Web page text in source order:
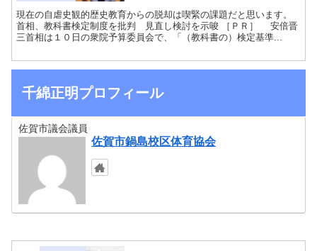
現在の自虐史観的歴史教育からの脱却は喫緊の課題だと思います。
首相、教科書検定制度を批判 見直し検討を示唆 ［ＰＲ］ 安倍晋
三首相は１０日の衆院予算委員会で、「（教科書の）検定基準...
千綿正明プロフィール
佐賀市議会議員
佐賀市鍋島校区体育協会